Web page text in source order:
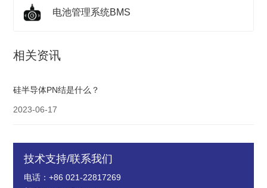
电池管理系统BMS
相关资讯
硅半导体PN结是什么？
2023-06-17
技术支持/联系我们
电话：+86 021-22817269